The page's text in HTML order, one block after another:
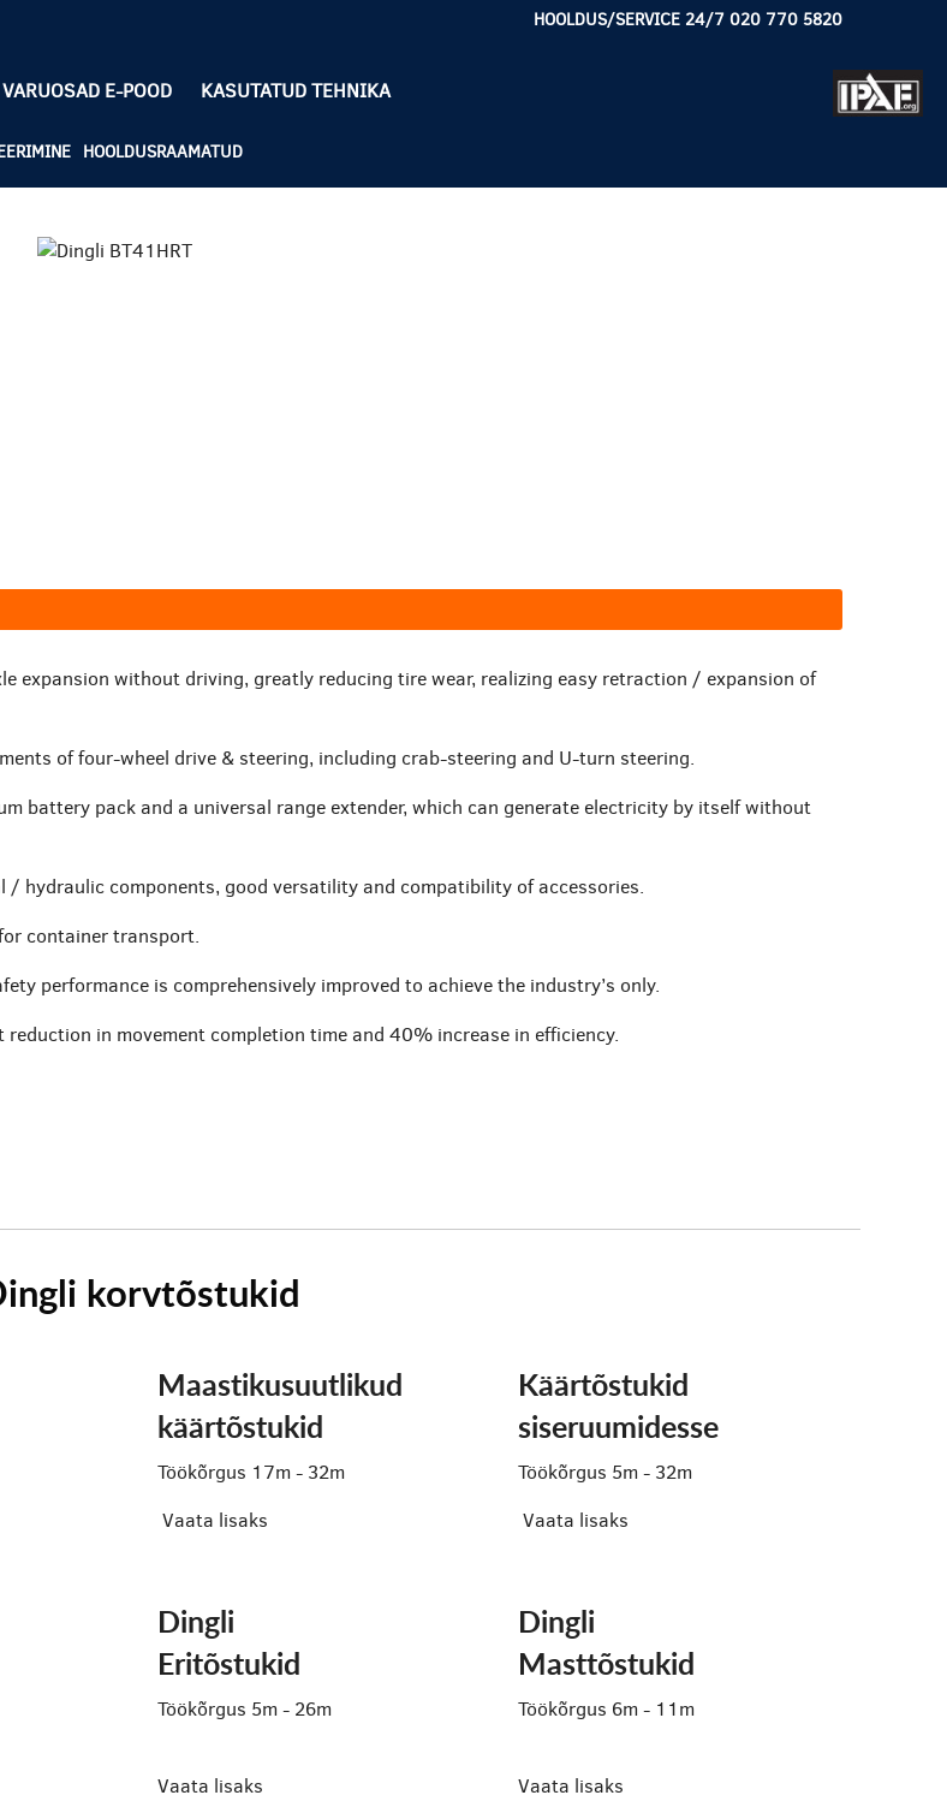
HOOLDUS/SERVICE 24/7 020 770 5820
VARUOSAD E-POOD KASUTATUD TEHNIKA
HOOLDUSRAAMATUD
expansion without driving, greatly reducing tire wear, realizing easy retraction / expansion of
of four-wheel drive & steering, including crab-steering and U-turn steering.
battery pack and a universal range extender, which can generate electricity by itself without
hydraulic components, good versatility and compatibility of accessories.
container transport.
performance is comprehensively improved to achieve the industry’s only.
in movement completion time and 40% increase in efficiency.
korvtõstukid
Maastikusuutlikud
käärtõstukid
Töökõrgus 17m - 32m
Vaata lisaks
Käärtõstukid
siseruumidesse
Töökõrgus 5m - 32m
Vaata lisaks
Dingli
Eritõstukid
Töökõrgus 5m - 26m
Vaata lisaks
Dingli
Masttõstukid
Töökõrgus 6m - 11m
Vaata lisaks